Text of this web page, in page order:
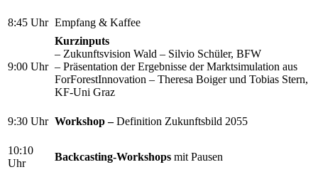
8:45 Uhr Empfang & Kaffee
9:00 Uhr
Kurzinputs
– Zukunftsvision Wald – Silvio Schüler, BFW
– Präsentation der Ergebnisse der Marktsimulation aus
ForForestInnovation – Theresa Boiger und Tobias Stern,
KF-Uni Graz
9:30 Uhr Workshop –Definition Zukunftsbild 2055
10:10
Uhr
Backcasting-Workshops mit Pausen